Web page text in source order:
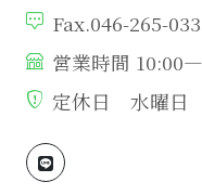
Fax.046-265-
営業時間
定休日 水曜日